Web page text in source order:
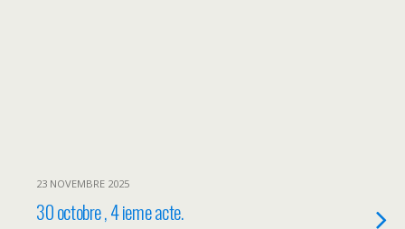
23 NOVEMBRE 2025
30 octobre , 4 ieme acte.